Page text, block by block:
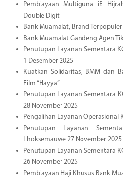
Pembiayaan Multiguna iB
Double Digit
Bank Muamalat, Brand Terpopuler
Bank Muamalat Gandeng Agen
Penutupan Layanan Sementara
1 Desember 2025
Kuatkan Solidaritas, BMM dan
Film “Hayya”
Penutupan Layanan Sementara
28 November 2025
Pengalihan Layanan Operasional
Penutupan Layanan
Lhoksemauwe 27 November 2025
Penutupan Layanan Sementara
26 November 2025
Pembiayaan Haji Khusus Bank